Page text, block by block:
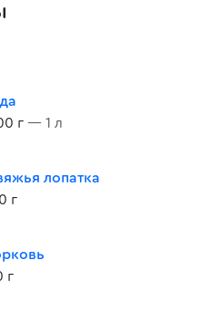
г — 1 л
лопатка
г
г